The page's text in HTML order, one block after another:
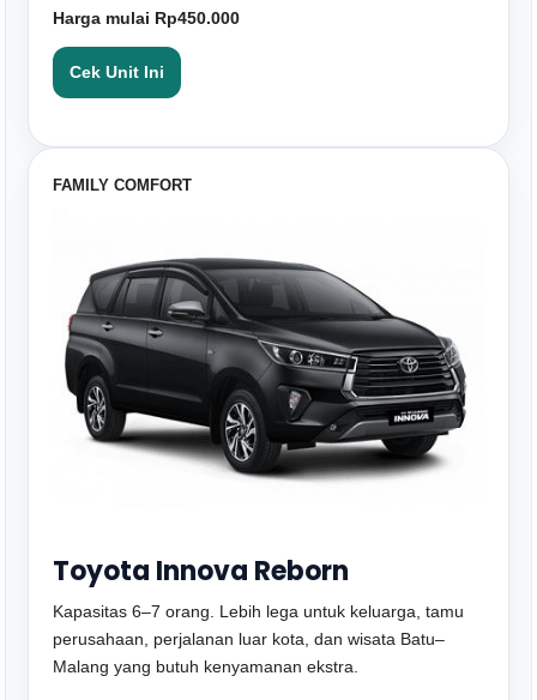
Harga mulai Rp450.000
Cek Unit Ini
FAMILY COMFORT
Toyota Innova Reborn
Kapasitas 6–7 orang. Lebih lega untuk keluarga, tamu
perusahaan, perjalanan luar kota, dan wisata Batu–
Malang yang butuh kenyamanan ekstra.